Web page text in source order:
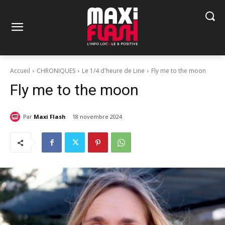
Accueil CHRONIQUES Le 1/4 d'heure de Line Fly me to the moon
Fly me to the moon
Par Maxi Flash 18 novembre 2024